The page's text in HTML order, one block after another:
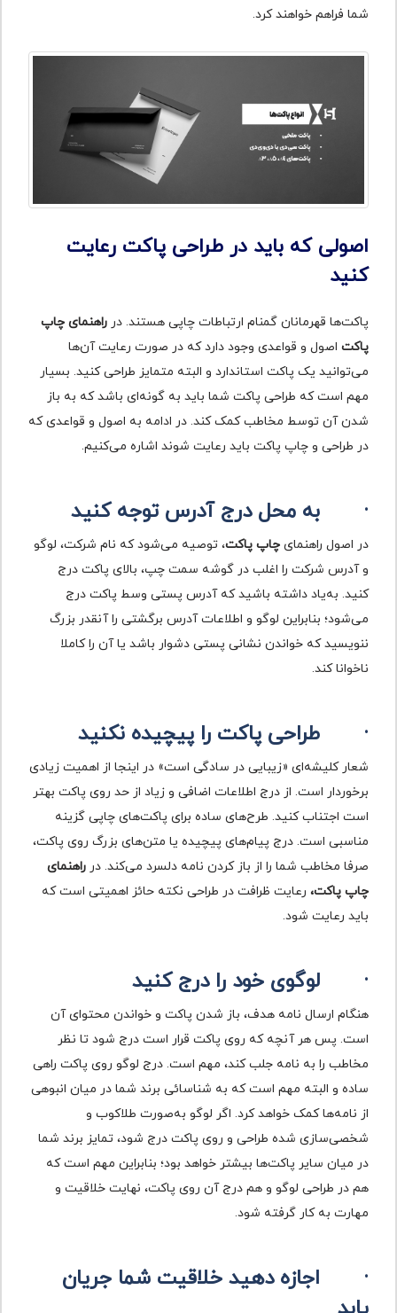
شما فراهم خواهند کرد.
اصولی که باید در طراحی پاکت رعایت
کنید
پاکت‌ها قهرمانان گمنام ارتباطات چاپی هستند. در راهنمای چاپ
پاکت اصول و قواعدی وجود دارد که در صورت رعایت آن‌ها
می‌توانید یک پاکت استاندارد و البته متمایز طراحی کنید. بسیار
مهم است که طراحی پاکت شما باید به گونه‌ای باشد که به باز
شدن آن توسط مخاطب کمک کند. در ادامه به اصول و قواعدی که
در طراحی و چاپ پاکت باید رعایت شوند اشاره می‌کنیم.
· به محل درج آدرس توجه کنید
در اصول راهنمای چاپ پاکت، توصیه می‌شود که نام شرکت، لوگو
و آدرس شرکت را اغلب در گوشه سمت چپ، بالای پاکت درج
کنید. به‌یاد داشته باشید که آدرس پستی وسط پاکت درج
می‌شود؛ بنابراین لوگو و اطلاعات آدرس برگشتی را آنقدر بزرگ
ننویسید که خواندن نشانی پستی دشوار باشد یا آن را کاملا
ناخوانا کند.
· طراحی پاکت را پیچیده نکنید
شعار کلیشه‌ای «زیبایی در سادگی است» در اینجا از اهمیت زیادی
برخوردار است. از درج اطلاعات اضافی و زیاد از حد روی پاکت بهتر
است اجتناب کنید. طرح‌های ساده برای پاکت‌های چاپی گزینه
مناسبی است. درج پیام‌های پیچیده یا متن‌های بزرگ روی پاکت،
صرفا مخاطب شما را از باز کردن نامه دلسرد می‌کند. در راهنمای
چاپ پاکت، رعایت ظرافت در طراحی نکته حائز اهمیتی است که
باید رعایت شود.
· لوگوی خود را درج کنید
هنگام ارسال نامه هدف، باز شدن پاکت و خواندن محتوای آن
است. پس هر آنچه که روی پاکت قرار است درج شود تا نظر
مخاطب را به نامه جلب کند، مهم است. درج لوگو روی پاکت راهی
ساده و البته مهم است که به شناسائی برند شما در میان انبوهی
از نامه‌ها کمک خواهد کرد. اگر لوگو به‌صورت طلاکوب و
شخصی‌سازی شده طراحی و روی پاکت درج شود، تمایز برند شما
در میان سایر پاکت‌ها بیشتر خواهد بود؛ بنابراین مهم است که
هم در طراحی لوگو و هم درج آن روی پاکت، نهایت خلاقیت و
مهارت به کار گرفته شود.
· اجازه دهید خلاقیت شما جریان